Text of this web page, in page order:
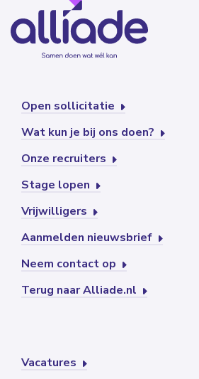
Open sollicitatie
Wat kun je bij ons doen?
Onze recruiters
Stage lopen
Vrijwilligers
Aanmelden nieuwsbrief
Neem contact op
Terug naar Alliade.nl
Vacatures